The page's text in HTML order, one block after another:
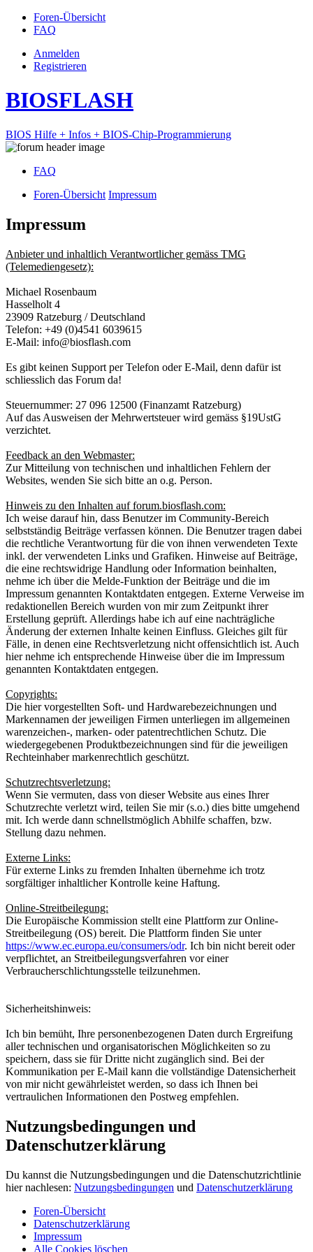
Foren-Übersicht
FAQ
Anmelden
Registrieren
BIOSFLASH
BIOS Hilfe + Infos + BIOS-Chip-Programmierung
FAQ
Foren-Übersicht Impressum
Impressum
Anbieter und inhaltlich Verantwortlicher gemäss TMG
(Telemediengesetz):
Michael Rosenbaum
Hasselholt 4
23909 Ratzeburg / Deutschland
Telefon: +49 (0)4541 6039615
E-Mail: info@biosflash.com
Es gibt keinen Support per Telefon oder E-Mail, denn dafür ist
schliesslich das Forum da!
Steuernummer: 27 096 12500 (Finanzamt Ratzeburg)
Auf das Ausweisen der Mehrwertsteuer wird gemäss §19UstG
verzichtet.
Feedback an den Webmaster:
Zur Mitteilung von technischen und inhaltlichen Fehlern der
Websites, wenden Sie sich bitte an o.g. Person.
Hinweis zu den Inhalten auf forum.biosflash.com:
Ich weise darauf hin, dass Benutzer im Community-Bereich
selbstständig Beiträge verfassen können. Die Benutzer tragen dabei
die rechtliche Verantwortung für die von ihnen verwendeten Texte
inkl. der verwendeten Links und Grafiken. Hinweise auf Beiträge,
die eine rechtswidrige Handlung oder Information beinhalten,
nehme ich über die Melde-Funktion der Beiträge und die im
Impressum genannten Kontaktdaten entgegen. Externe Verweise im
redaktionellen Bereich wurden von mir zum Zeitpunkt ihrer
Erstellung geprüft. Allerdings habe ich auf eine nachträgliche
Änderung der externen Inhalte keinen Einfluss. Gleiches gilt für
Fälle, in denen eine Rechtsverletzung nicht offensichtlich ist. Auch
hier nehme ich entsprechende Hinweise über die im Impressum
genannten Kontaktdaten entgegen.
Copyrights:
Die hier vorgestellten Soft- und Hardwarebezeichnungen und
Markennamen der jeweiligen Firmen unterliegen im allgemeinen
warenzeichen-, marken- oder patentrechtlichen Schutz. Die
wiedergegebenen Produktbezeichnungen sind für die jeweiligen
Rechteinhaber markenrechtlich geschützt.
Schutzrechtsverletzung:
Wenn Sie vermuten, dass von dieser Website aus eines Ihrer
Schutzrechte verletzt wird, teilen Sie mir (s.o.) dies bitte umgehend
mit. Ich werde dann schnellstmöglich Abhilfe schaffen, bzw.
Stellung dazu nehmen.
Externe Links:
Für externe Links zu fremden Inhalten übernehme ich trotz
sorgfältiger inhaltlicher Kontrolle keine Haftung.
Online-Streitbeilegung:
Die Europäische Kommission stellt eine Plattform zur Online-
Streitbeilegung (OS) bereit. Die Plattform finden Sie unter
https://www.ec.europa.eu/consumers/odr. Ich bin nicht bereit oder
verpflichtet, an Streitbeilegungsverfahren vor einer
Verbraucherschlichtungsstelle teilzunehmen.
Sicherheitshinweis:
Ich bin bemüht, Ihre personenbezogenen Daten durch Ergreifung
aller technischen und organisatorischen Möglichkeiten so zu
speichern, dass sie für Dritte nicht zugänglich sind. Bei der
Kommunikation per E-Mail kann die vollständige Datensicherheit
von mir nicht gewährleistet werden, so dass ich Ihnen bei
vertraulichen Informationen den Postweg empfehlen.
Nutzungsbedingungen und
Datenschutzerklärung
Du kannst die Nutzungsbedingungen und die Datenschutzrichtlinie
hier nachlesen: Nutzungsbedingungen und Datenschutzerklärung
Foren-Übersicht
Datenschutzerklärung
Impressum
Alle Cookies löschen